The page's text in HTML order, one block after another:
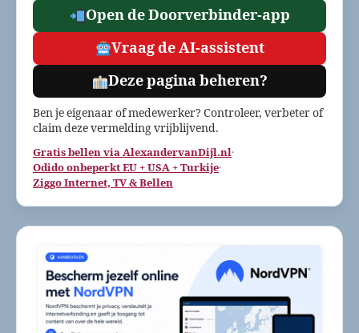
Open de Doorverbinder-app
Vraag de AI-assistent
Deze pagina beheren?
Ben je eigenaar of medewerker? Controleer, verbeter of
claim deze vermelding vrijblijvend.
Gratis bellen via AlexandervanDijl.nl·
Odido onbeperkt EU + USA + Turkije·
Ziggo Internet, TV & Bellen